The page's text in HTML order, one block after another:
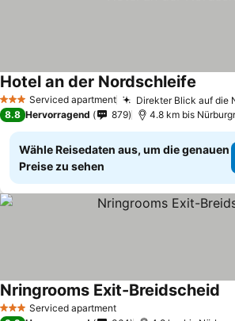
3 SterneServiced apartment Direkter Blick auf die
Hotel an der Nordschleife
8.8 Hervorragend 879 4.8 km bis
Wähle Reisedaten aus, um die genauen
Preise zu sehen
3 SterneServiced apartment
Nringrooms Exit-Breidscheid